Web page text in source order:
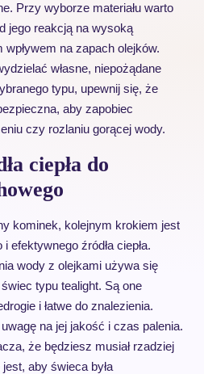
Przy wyborze materiału warto
jego reakcją na wysoką
na zapach olejków.
własne, niepożądane
typu, upewnij się, że
aby zapobiec
czy rozlaniu gorącej wody.
ciepła do
kominek, kolejnym krokiem jest
efektywnego źródła ciepła.
wody z olejkami używa się
typu tealight. Są one
i łatwe do znalezienia.
na jej jakość i czas palenia.
że będziesz musiał rzadziej
aby świeca była